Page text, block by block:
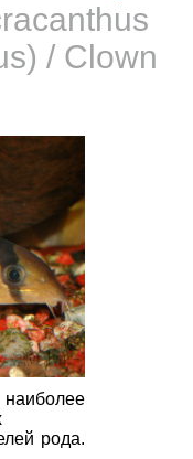
/ Clown
рода.